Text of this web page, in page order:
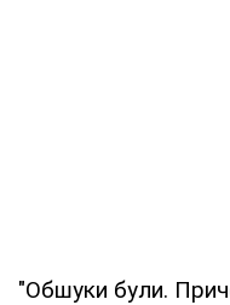
"Обшуки були.